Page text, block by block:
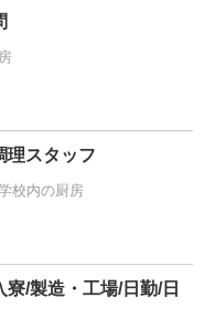
理スタッフ
校内の厨房
寮/製造・工場/日勤/日